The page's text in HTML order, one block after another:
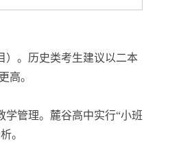
）。历史类考生建议以二本
高。
管理。麓谷高中实行“小班
。